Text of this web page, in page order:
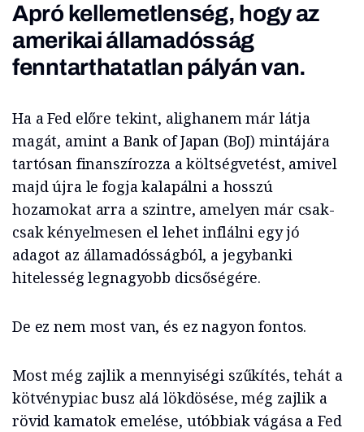
Apró kellemetlenség, hogy az
amerikai államadósság
fenntarthatatlan pályán van.
Ha a Fed előre tekint, alighanem már látja
magát, amint a Bank of Japan (BoJ) mintájára
tartósan finanszírozza a költségvetést, amivel
majd újra le fogja kalapálni a hosszú
hozamokat arra a szintre, amelyen már csak-
csak kényelmesen el lehet inflálni egy jó
adagot az államadósságból, a jegybanki
hitelesség legnagyobb dicsőségére.
De ez nem most van, és ez nagyon fontos.
Most még zajlik a mennyiségi szűkítés, tehát a
kötvénypiac busz alá lökdösése, még zajlik a
rövid kamatok emelése, utóbbiak vágása a Fed